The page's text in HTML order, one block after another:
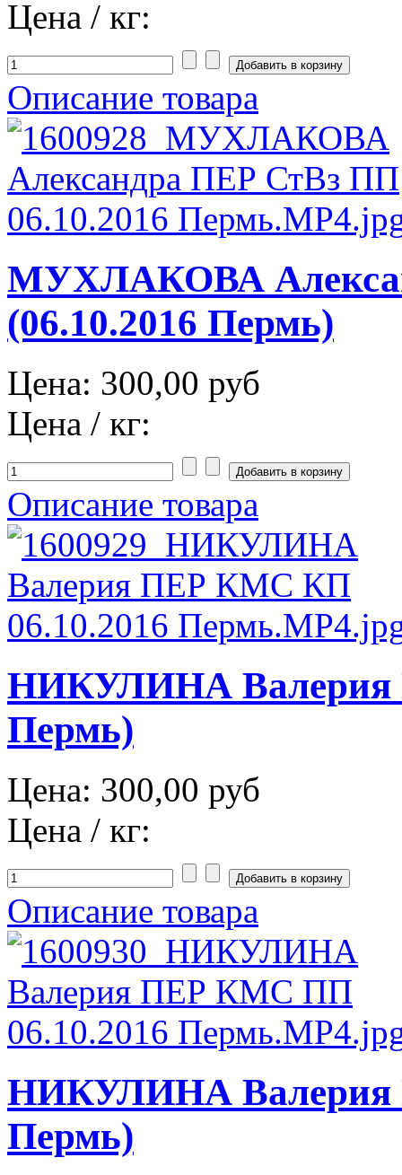
Цена / кг:
Описание товара
МУХЛАКОВА
(06.10.2016 Пермь)
Цена: 300,00 руб
Цена / кг:
Описание товара
НИКУЛИНА Валерия
Пермь)
Цена: 300,00 руб
Цена / кг:
Описание товара
НИКУЛИНА Валерия
Пермь)